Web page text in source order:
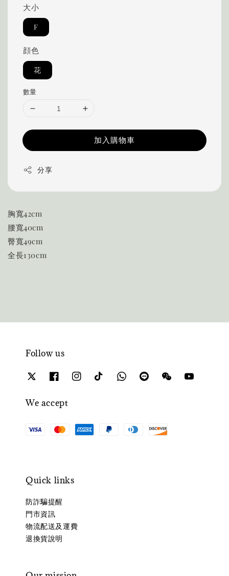
大小
F
顔色
花
數量
加入購物車
分享
胸寬42cm
腰寬40cm
臀寬49cm
全長130cm
Follow us
We accept
Quick links
防詐騙提醒
門市資訊
物流配送及運費
退換貨說明